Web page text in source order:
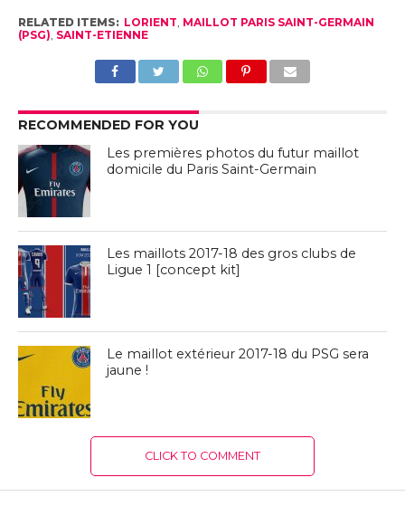
RELATED ITEMS: LORIENT MAILLOT PARIS SAINT-GERMAIN
(PSG) SAINT-ETIENNE
RECOMMENDED FOR YOU
Les premières photos du futur maillot
domicile du Paris Saint-Germain
Les maillots 2017-18 des gros clubs de
Ligue 1 [concept kit]
Le maillot extérieur 2017-18 du PSG sera
jaune !
CLICK TO COMMENT